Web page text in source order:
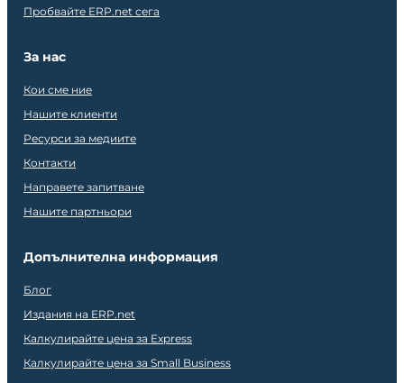
Пробвайте ERP.net сега
За нас
Кои сме ние
Нашите клиенти
Ресурси за медиите
Контакти
Направете запитване
Нашите партньори
Допълнителна информация
Блог
Издания на ERP.net
Калкулирайте цена за Express
Калкулирайте цена за Small Business